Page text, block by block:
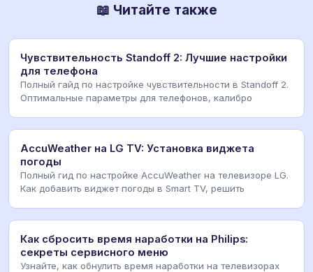
📖 Читайте также
Чувствительность Standoff 2: Лучшие настройки
для телефона
Полный гайд по настройке чувствительности в Standoff 2.
Оптимальные параметры для телефонов, калибро
AccuWeather на LG TV: Установка виджета
погоды
Полный гид по настройке AccuWeather на телевизоре LG.
Как добавить виджет погоды в Smart TV, решить
Как сбросить время наработки на Philips:
секреты сервисного меню
Узнайте, как обнулить время наработки на телевизорах